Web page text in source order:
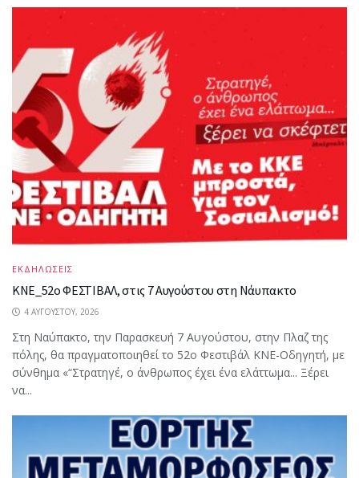
ΕΚΔΗΛΩΣΕΙΣ
ΚΝΕ_52ο ΦΕΣΤΙΒΑΛ, στις 7 Αυγούστου στη Νάυπακτο
4 ΑΥΓΟΎΣΤΟΥ, 2026
Στη Ναύπακτο, την Παρασκευή 7 Αυγούστου, στην Πλαζ της
πόλης, θα πραγματοποιηθεί το 52ο Φεστιβάλ ΚΝΕ-Οδηγητή, με
σύνθημα «“Στρατηγέ, ο άνθρωπος έχει ένα ελάττωμα... Ξέρει
να...